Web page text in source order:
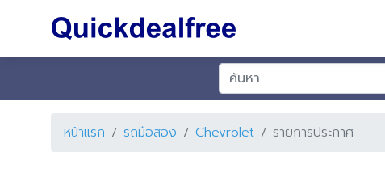
หน้าแรก รถมือสอง Chevrolet รายการประกาศ